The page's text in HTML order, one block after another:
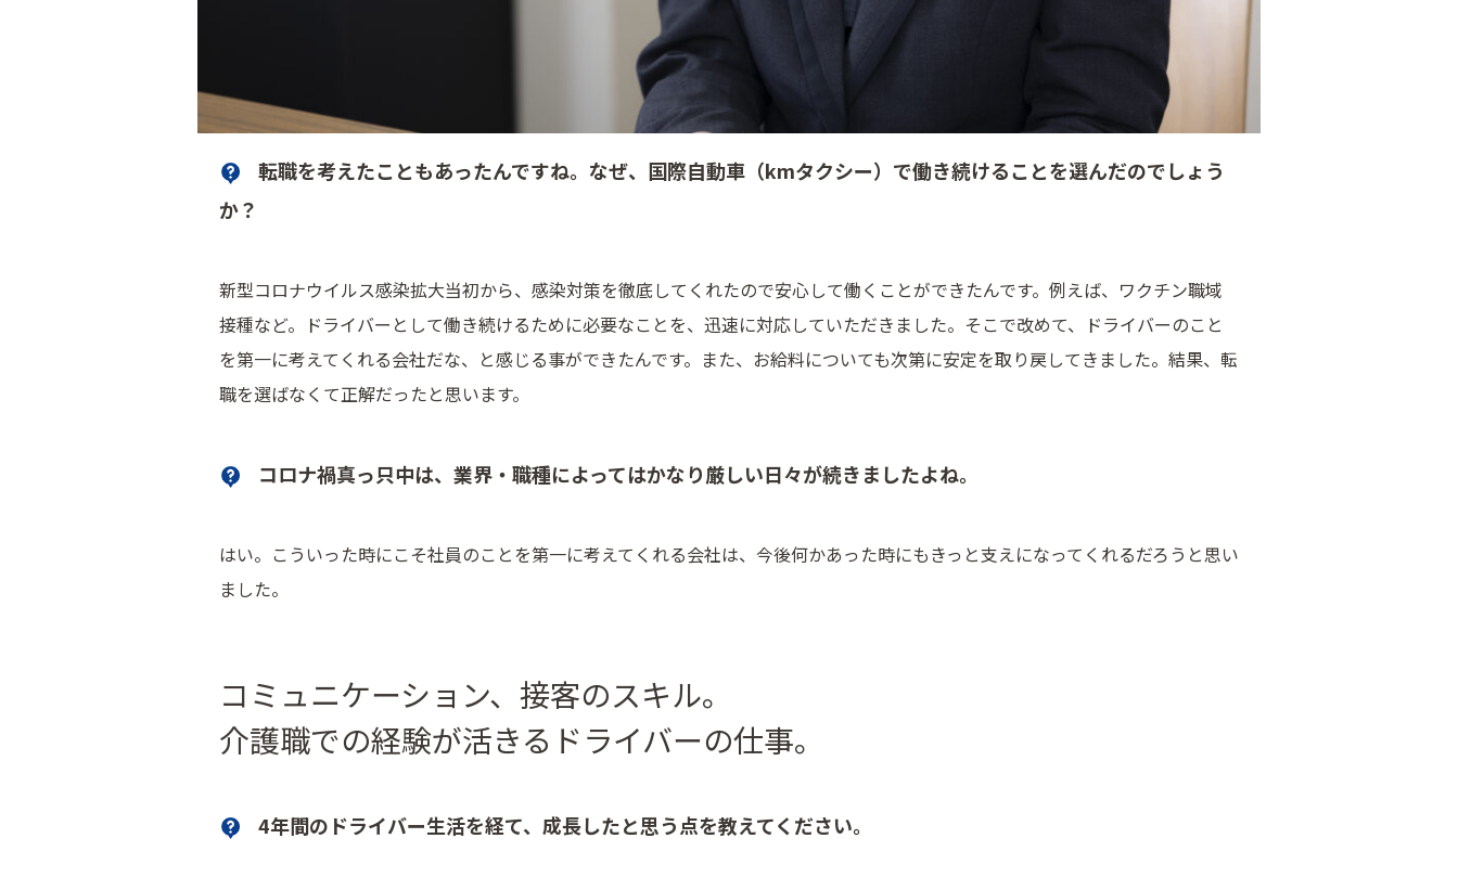
転職を考えたこともあったんですね。なぜ、国際自動車（kmタクシー）で働き続けることを選んだのでしょう
か？
新型コロナウイルス感染拡大当初から、感染対策を徹底してくれたので安心して働くことができたんです。例えば、ワクチン職域
接種など。ドライバーとして働き続けるために必要なことを、迅速に対応していただきました。そこで改めて、ドライバーのこと
を第一に考えてくれる会社だな、と感じる事ができたんです。また、お給料についても次第に安定を取り戻してきました。結果、転
職を選ばなくて正解だったと思います。
コロナ禍真っ只中は、業界・職種によってはかなり厳しい日々が続きましたよね。
はい。こういった時にこそ社員のことを第一に考えてくれる会社は、今後何かあった時にもきっと支えになってくれるだろうと思い
ました。
コミュニケーション、接客のスキル。
介護職での経験が活きるドライバーの仕事。
4年間のドライバー生活を経て、成長したと思う点を教えてください。